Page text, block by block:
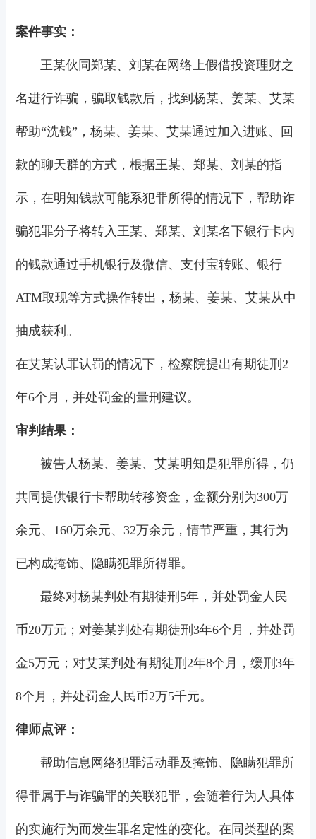
案件事实：
王某伙同郑某、刘某在网络上假借投资理财之
名进行诈骗，骗取钱款后，找到杨某、姜某、艾某
帮助“洗钱”，杨某、姜某、艾某通过加入进账、回
款的聊天群的方式，根据王某、郑某、刘某的指
示，在明知钱款可能系犯罪所得的情况下，帮助诈
骗犯罪分子将转入王某、郑某、刘某名下银行卡内
的钱款通过手机银行及微信、支付宝转账、银行
ATM取现等方式操作转出，杨某、姜某、艾某从中
抽成获利。
在艾某认罪认罚的情况下，检察院提出有期徒刑2
年6个月，并处罚金的量刑建议。
审判结果：
被告人杨某、姜某、艾某明知是犯罪所得，仍
共同提供银行卡帮助转移资金，金额分别为300万
余元、160万余元、32万余元，情节严重，其行为
已构成掩饰、隐瞒犯罪所得罪。
最终对杨某判处有期徒刑5年，并处罚金人民
币20万元；对姜某判处有期徒刑3年6个月，并处罚
金5万元；对艾某判处有期徒刑2年8个月，缓刑3年
8个月，并处罚金人民币2万5千元。
律师点评：
帮助信息网络犯罪活动罪及掩饰、隐瞒犯罪所
得罪属于与诈骗罪的关联犯罪，会随着行为人具体
的实施行为而发生罪名定性的变化。在同类型的案